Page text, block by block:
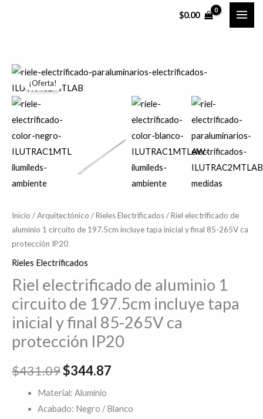
$0.00
¡Oferta!
Inicio /Arquitectónico /Rieles Electrificados/ Riel electrificado de
aluminio 1 circuito de 197.5cm incluye tapa inicial y final 85-265V ca
protección IP20
Rieles Electrificados
Riel electrificado de aluminio 1
circuito de 197.5cm incluye tapa
inicial y final 85-265V ca
protección IP20
$431.09
El
era:
$431.09.
$344.87
El
precio
actual
es:
$344.87.
Material: Aluminio
Acabado: Negro / Blanco
Riel
electrificado
de
aluminio
1
circuito
de
197.5cm
tapa
inicial
y
final
85-
265V
ca
protección
IP20